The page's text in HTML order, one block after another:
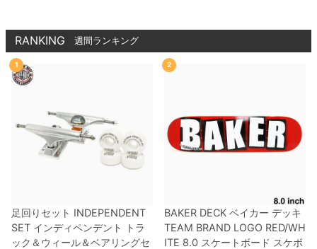
RANKING 週間ランキング
1
足回りセット INDEPENDENT
SET インディペンデント
トラ
ック＆ウィール＆ベアリングセ
2
BAKER DECK ベイカー デッキ
TEAM BRAND LOGO RED/WH
ITE 8.0 スケートボード スケボ